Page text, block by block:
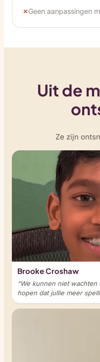
Geen aanpassingen
Uit de
Ze zijn
Brooke Croshaw
“We kunnen niet
hopen dat jullie meer